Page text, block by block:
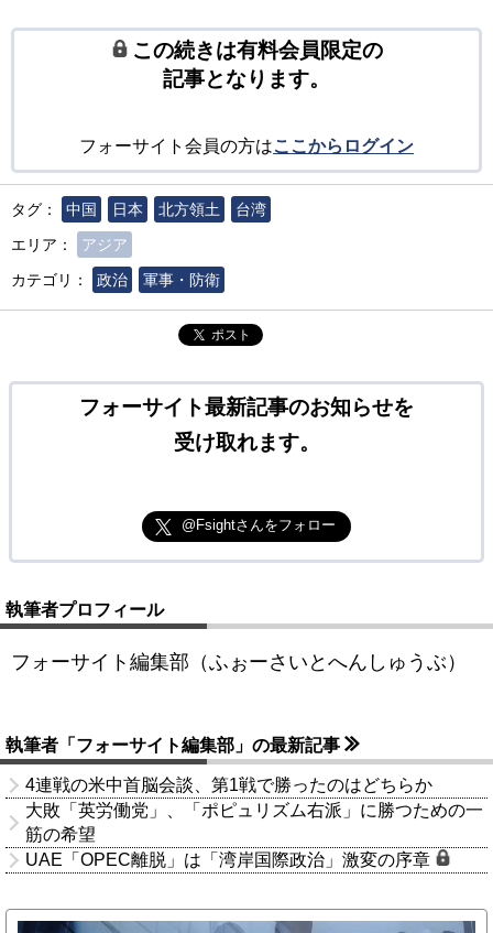
この続きは有料会員限定の
記事となります。
フォーサイト会員の方はここからログイン
タグ： 中国 日本 北方領土
台湾
エリア：
アジア
カテゴリ：
政治 軍事・防衛
ポスト
フォーサイト最新記事のお知らせを
受け取れます。
@Fsightさんをフォロー
執筆者プロフィール
フォーサイト編集部（ふぉーさいとへんしゅうぶ）
執筆者「フォーサイト編集部」の最新記事
4連戦の米中首脳会談、第1戦で勝ったのはどちらか
大敗「英労働党」、「ポピュリズム右派」に勝つための一
筋の希望
UAE「OPEC離脱」は「湾岸国際政治」激変の序章